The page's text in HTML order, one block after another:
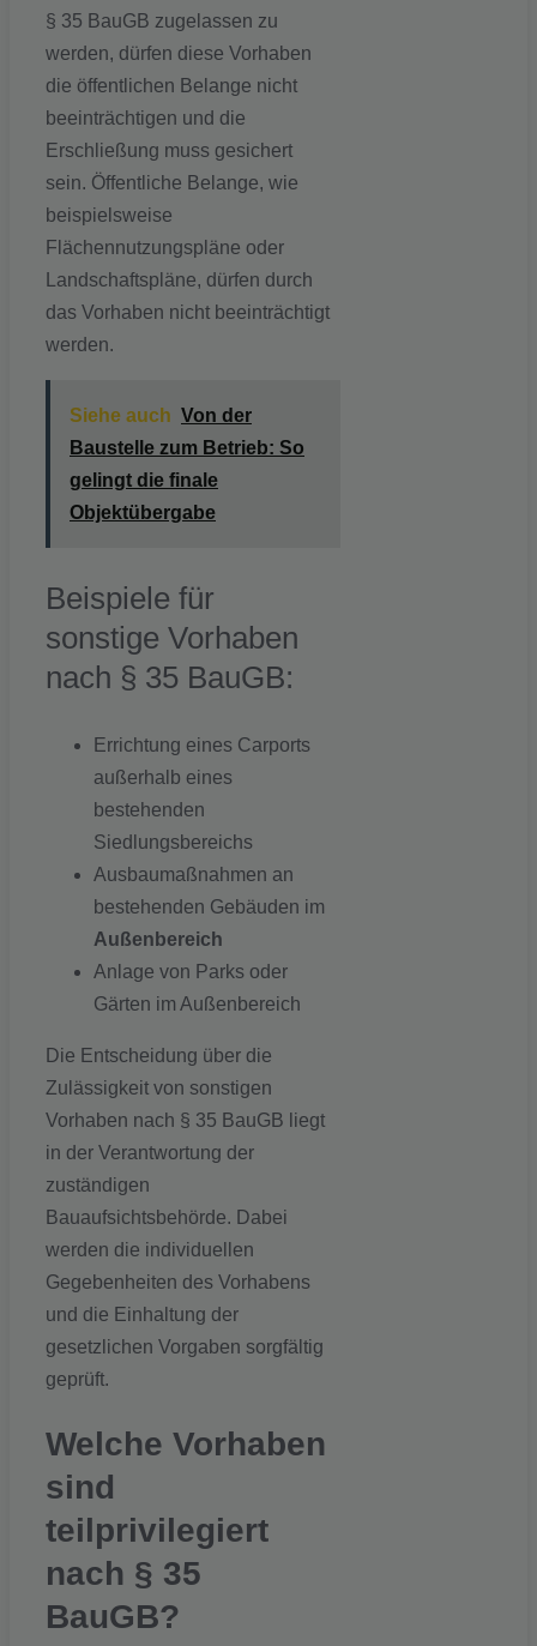
§ 35 BauGB zugelassen zu
werden, dürfen diese Vorhaben
die öffentlichen Belange nicht
beeinträchtigen und die
Erschließung muss gesichert
sein. Öffentliche Belange, wie
beispielsweise
Flächennutzungspläne oder
Landschaftspläne, dürfen durch
das Vorhaben nicht beeinträchtigt
werden.
Siehe auch Von der
Baustelle zum Betrieb: So
gelingt die finale
Objektübergabe
Beispiele für
sonstige Vorhaben
nach § 35 BauGB:
Errichtung eines Carports
außerhalb eines
bestehenden
Siedlungsbereichs
Ausbaumaßnahmen an
bestehenden Gebäuden im
Außenbereich
Anlage von Parks oder
Gärten im Außenbereich
Die Entscheidung über die
Zulässigkeit von sonstigen
Vorhaben nach § 35 BauGB liegt
in der Verantwortung der
zuständigen
Bauaufsichtsbehörde. Dabei
werden die individuellen
Gegebenheiten des Vorhabens
und die Einhaltung der
gesetzlichen Vorgaben sorgfältig
geprüft.
Welche Vorhaben
sind
teilprivilegiert
nach § 35
BauGB?